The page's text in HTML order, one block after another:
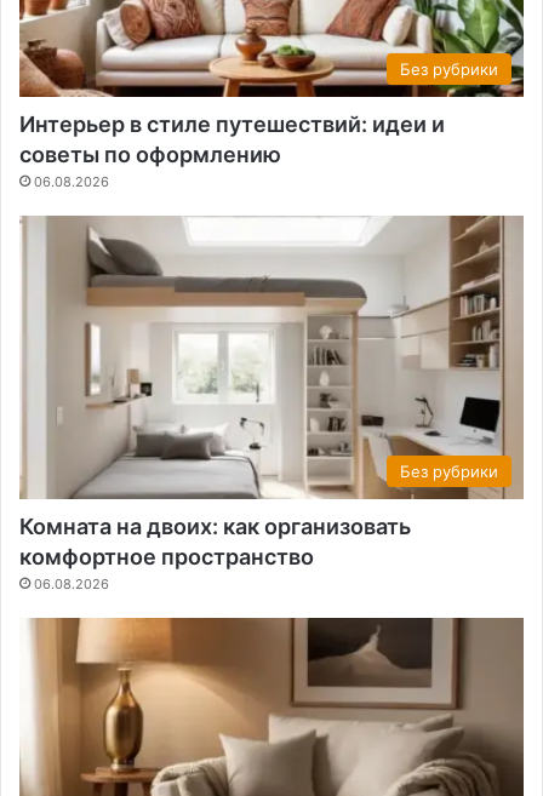
Без рубрики
Интерьер в стиле путешествий: идеи и
советы по оформлению
06.08.2026
Без рубрики
Комната на двоих: как организовать
комфортное пространство
06.08.2026